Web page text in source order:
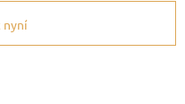
nyní